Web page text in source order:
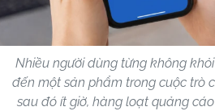
Nhiều người dùng từng không
đến một sản phẩm trong cuộc trò
sau đó ít giờ, hàng loạt quảng